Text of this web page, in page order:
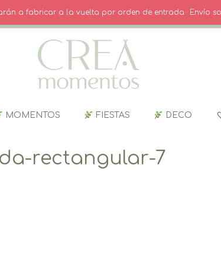
/ REGISTRO CARRITO
MOMENTOS FIESTAS DECO
rectangular-7
a fabricar a la vuelta por orden de entrada · Envío